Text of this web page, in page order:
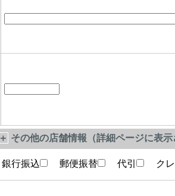
＋ その他の店舗情報（詳細ページに表
銀行振込 郵便振替 代引 クレ